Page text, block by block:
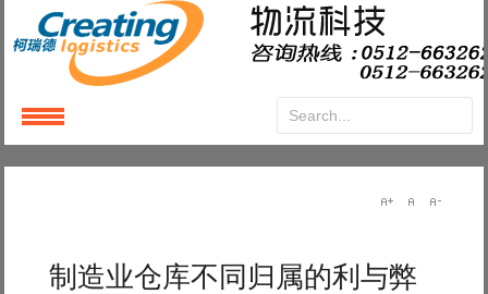
制造业仓库不同归属的利与弊
LoginorRegister